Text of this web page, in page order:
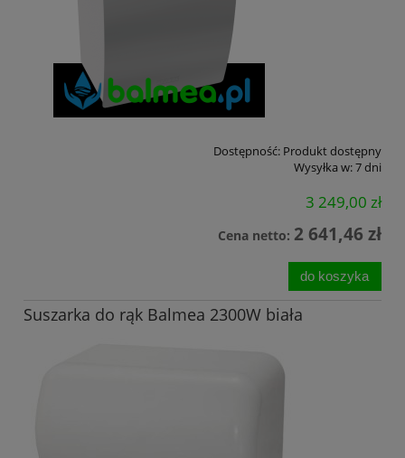
Dostępność: Produkt dostępny
Wysyłka w:7 dni
3 249,00 zł
Cena netto: 2 641,46 zł
do koszyka
Suszarka do rąk Balmea 2300W biała